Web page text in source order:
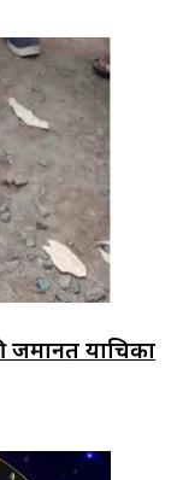
जमानत याचिका